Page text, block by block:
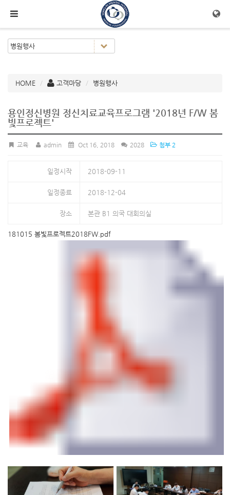
HOME 고객마당 병원행사
용인정신병원 정신치료교육프로그램 '2018년 F/W 봄
빛프로젝트'
교육 admin Oct 16, 2018 2028 첨부 2
일정시작 2018-09-11
일정종료 2018-12-04
장소 본관 B1 의국 대회의실
181015 봄빛프로젝트2018FW.pdf